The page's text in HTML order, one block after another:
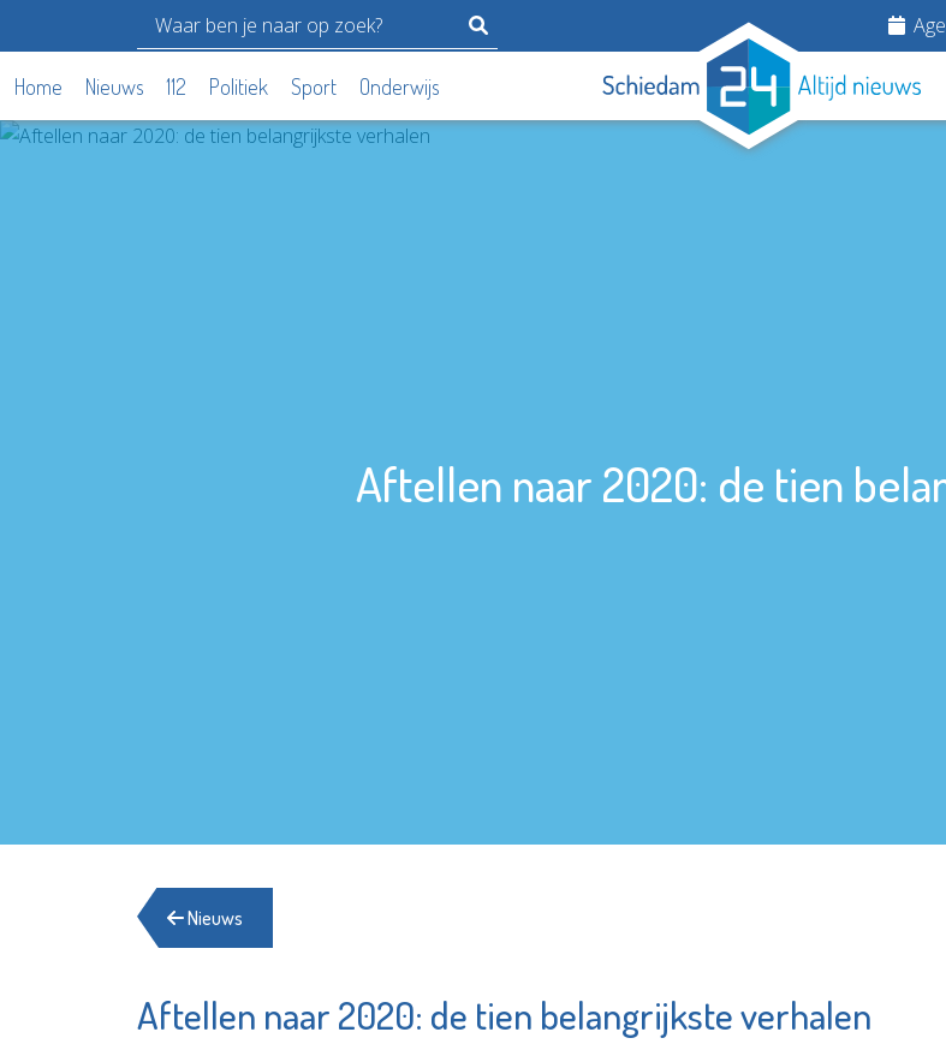
Home Nieuws 112 Politiek Sport Onderwijs
Aftellen naar 2020: de tien
Nieuws
Aftellen naar 2020: de tien belangrijkste verhalen
Stadsgehoorzaal